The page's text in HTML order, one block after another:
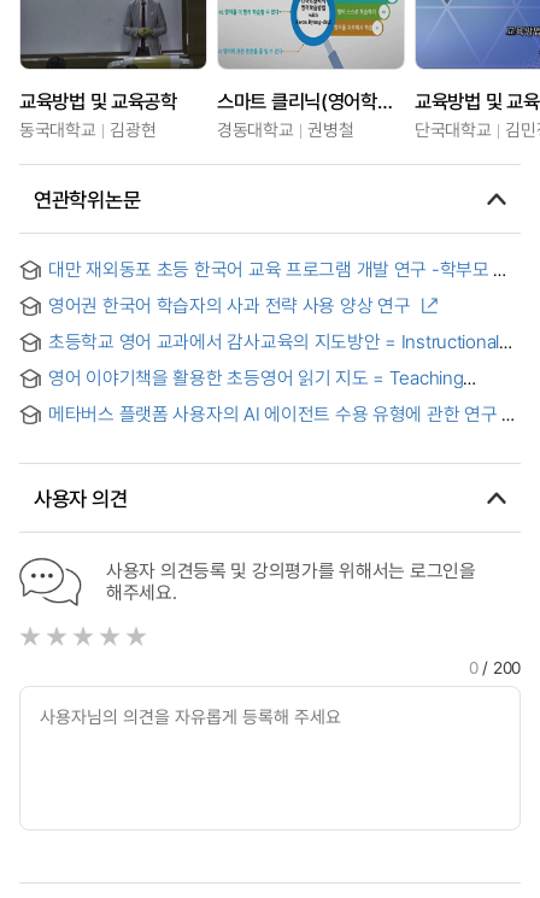
교육방법 및 교육공학
동국대학교 김광현
스마트 클리닉(영어학습방법)
경동대학교 권병철
교육방법 및 교
단국대학교 김
연관학위논문
대만 재외동포 초등 한국어 교육 프로그램 개발 연구 -학부모 및
Language Education Programs for Overseas Korean
Elementary School Students in Taiwan : Focusing on
Needs Analysis of Parents and Teachers
영어권 한국어 학습자의 사과 전략 사용 양상 연구
초등학교 영어 교과에서 감사교육의 지도방안 = Instructional
Subjects
영어 이야기책을 활용한 초등영어 읽기 지도 = Teaching
메타버스 플랫폼 사용자의 AI 에이전트 수용 유형에 관한 연구 =
사용자 의견
사용자 의견등록 및 강의평가를 위해서는 로그인을
해주세요.
0/ 200